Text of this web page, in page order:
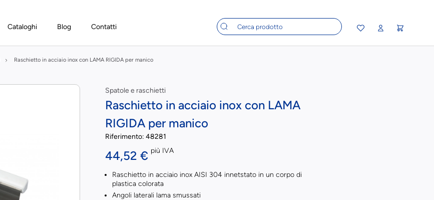
Cataloghi Blog Contatti
Raschietto in acciaio inox con LAMA RIGIDA per manico
Spatole e raschietti
Raschietto in acciaio inox con LAMA
RIGIDA per manico
Riferimento: 48281
44,52 € più IVA
Raschietto in acciaio inox AISI 304 innetstato in un corpo di
plastica colorata
Angoli laterali lama smussati